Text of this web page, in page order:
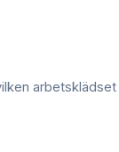
arbetsklädset